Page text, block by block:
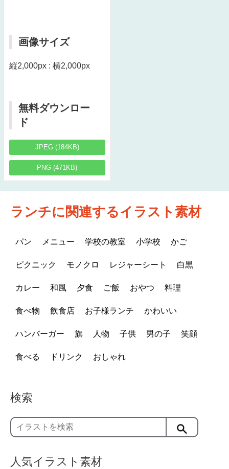
画像サイズ
縦2,000px : 横2,000px
無料ダウンロー
ド
JPEG (184KB)
PNG (471KB)
ランチに関連するイラスト素材
パン メニュー 学校の教室 小学校 かご
ピクニック モノクロ レジャーシート 白黒
カレー 和風 夕食 ご飯 おやつ 料理
食べ物 飲食店 お子様ランチ かわいい
ハンバーガー 旗 人物 子供 男の子 笑顔
食べる ドリンク おしゃれ
検索
人気イラスト素材